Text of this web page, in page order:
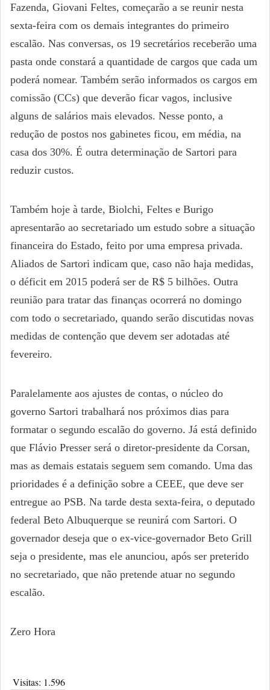
Fazenda, Giovani Feltes, começarão a se reunir nesta
sexta-feira com os demais integrantes do primeiro
escalão. Nas conversas, os 19 secretários receberão uma
pasta onde constará a quantidade de cargos que cada um
poderá nomear. Também serão informados os cargos em
comissão (CCs) que deverão ficar vagos, inclusive
alguns de salários mais elevados. Nesse ponto, a
redução de postos nos gabinetes ficou, em média, na
casa dos 30%. É outra determinação de Sartori para
reduzir custos.
Também hoje à tarde, Biolchi, Feltes e Burigo
apresentarão ao secretariado um estudo sobre a situação
financeira do Estado, feito por uma empresa privada.
Aliados de Sartori indicam que, caso não haja medidas,
o déficit em 2015 poderá ser de R$ 5 bilhões. Outra
reunião para tratar das finanças ocorrerá no domingo
com todo o secretariado, quando serão discutidas novas
medidas de contenção que devem ser adotadas até
fevereiro.
Paralelamente aos ajustes de contas, o núcleo do
governo Sartori trabalhará nos próximos dias para
formatar o segundo escalão do governo. Já está definido
que Flávio Presser será o diretor-presidente da Corsan,
mas as demais estatais seguem sem comando. Uma das
prioridades é a definição sobre a CEEE, que deve ser
entregue ao PSB. Na tarde desta sexta-feira, o deputado
federal Beto Albuquerque se reunirá com Sartori. O
governador deseja que o ex-vice-governador Beto Grill
seja o presidente, mas ele anunciou, após ser preterido
no secretariado, que não pretende atuar no segundo
escalão.
Zero Hora
Visitas: 1.596